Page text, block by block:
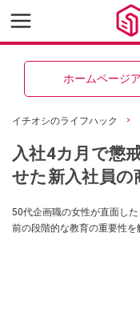
ホームページ
イチオシのライフハック
入社4カ月で懲
せた新入社員
50代企画職の女性が直面し
前の段階的な教育の重要性を